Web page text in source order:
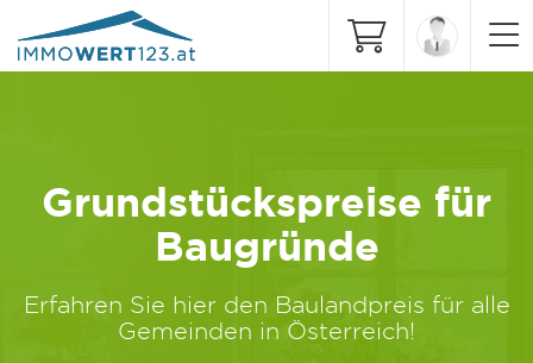
Grundstückspreise für
Baugründe
Erfahren Sie hier den Baulandpreis für alle
Gemeinden in Österreich!